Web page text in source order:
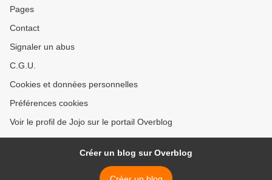
Pages
Contact
Signaler un abus
C.G.U.
Cookies et données personnelles
Préférences cookies
Voir le profil de Jojo sur le portail Overblog
Créer un blog sur Overblog